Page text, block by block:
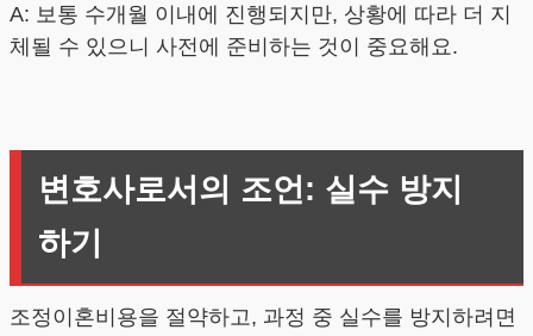
A: 보통 수개월 이내에 진행되지만, 상황에 따라 더 지
체될 수 있으니 사전에 준비하는 것이 중요해요.
변호사로서의 조언: 실수 방지
하기
조정이혼비용을 절약하고, 과정 중 실수를 방지하려면